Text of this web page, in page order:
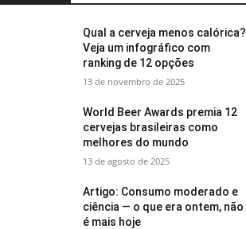
Qual a cerveja menos calórica?
Veja um infográfico com
ranking de 12 opções
13 de novembro de 2025
World Beer Awards premia 12
cervejas brasileiras como
melhores do mundo
13 de agosto de 2025
Artigo: Consumo moderado e
ciência — o que era ontem, não
é mais hoje